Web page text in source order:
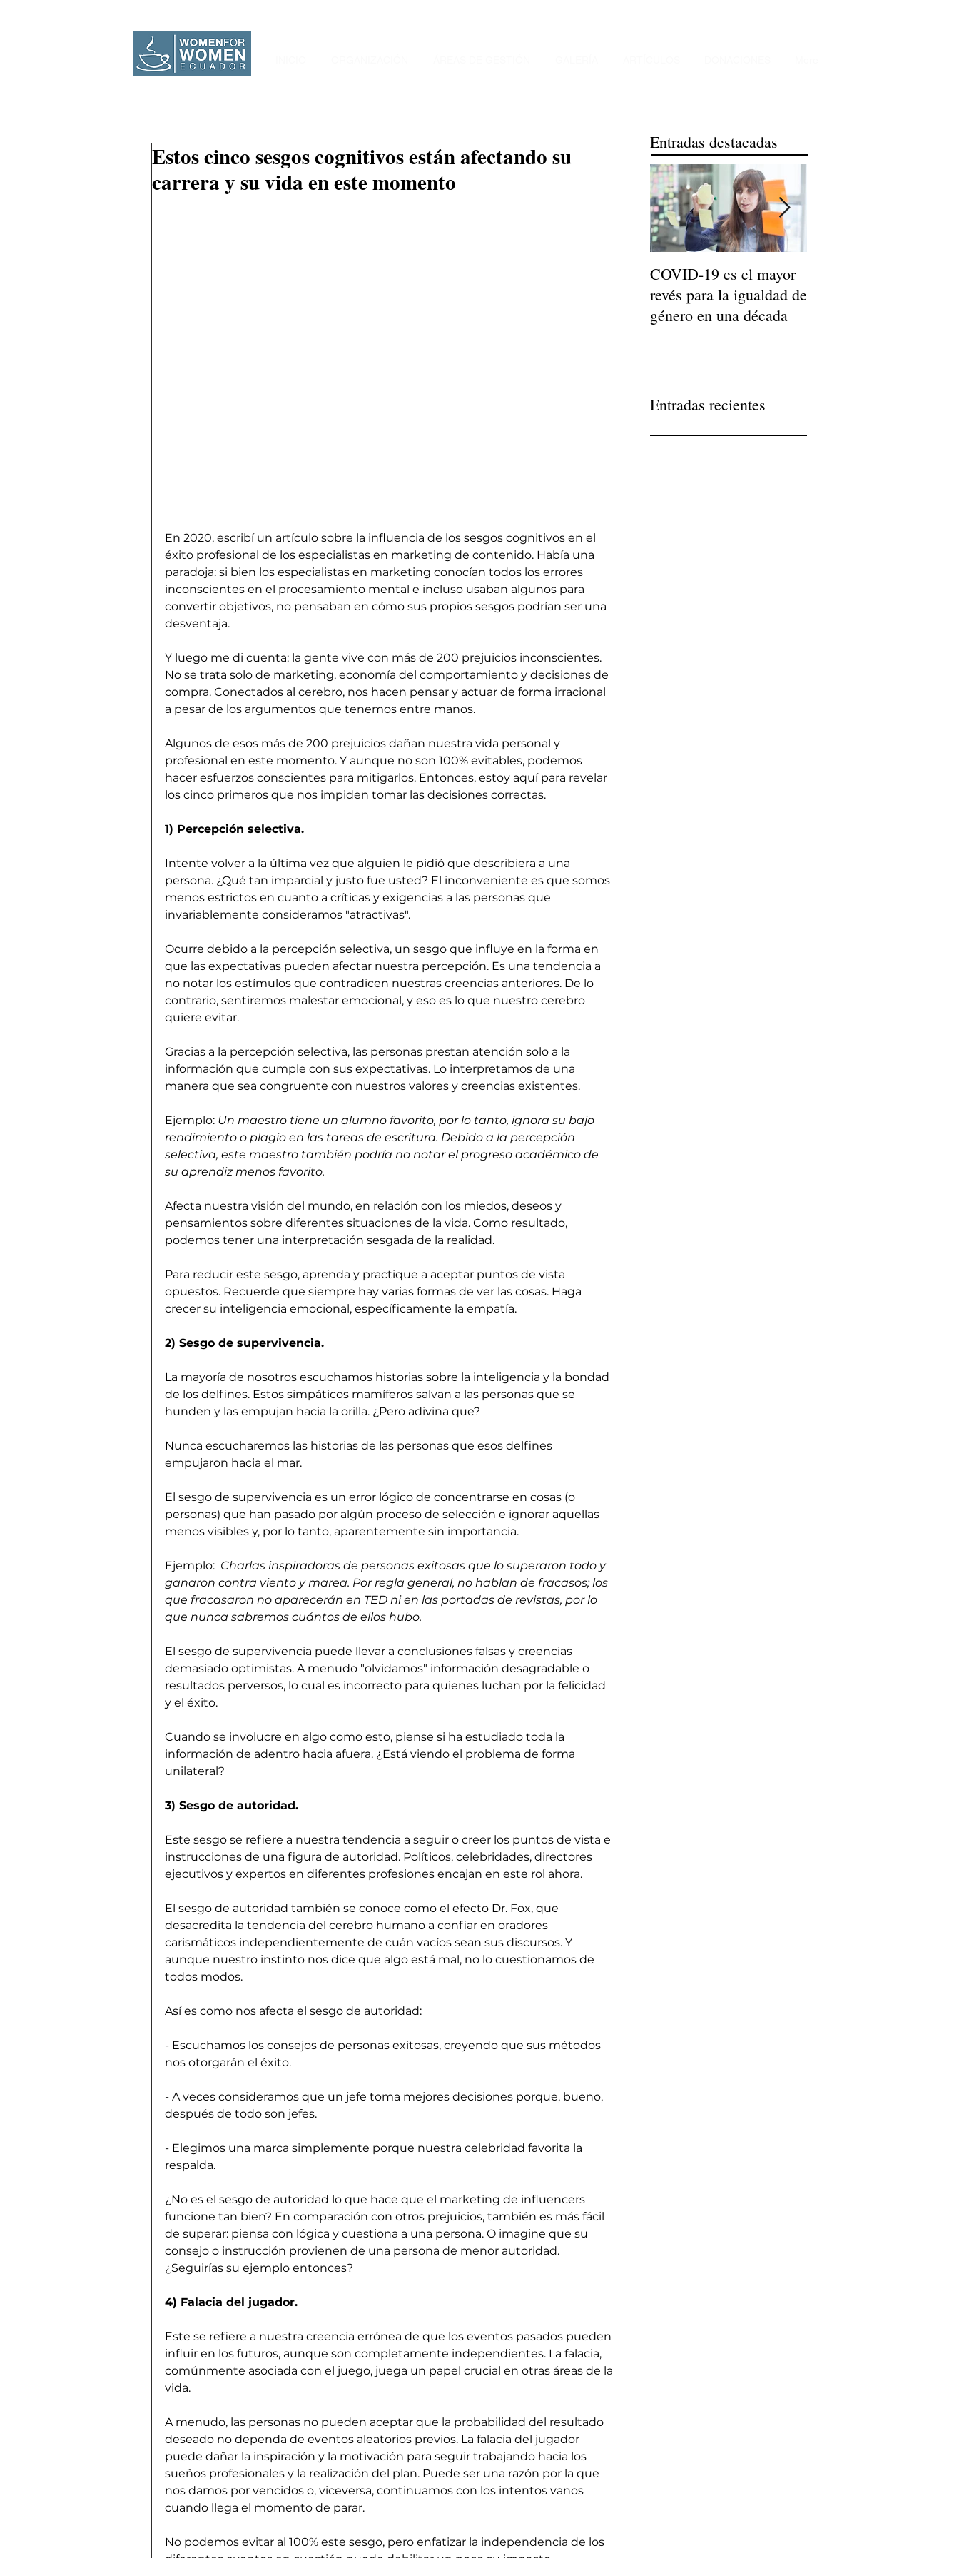
Estos cinco sesgos cognitivos están afectando su
carrera y su vida en este momento
En 2020, escribí un artículo sobre la influencia de los sesgos cognitivos en el
éxito profesional de los especialistas en marketing de contenido. Había una
paradoja: si bien los especialistas en marketing conocían todos los errores
inconscientes en el procesamiento mental e incluso usaban algunos para
convertir objetivos, no pensaban en cómo sus propios sesgos podrían ser una
desventaja.
Y luego me di cuenta: la gente vive con más de 200 prejuicios inconscientes.
No se trata solo de marketing, economía del comportamiento y decisiones de
compra. Conectados al cerebro, nos hacen pensar y actuar de forma irracional
a pesar de los argumentos que tenemos entre manos.
Algunos de esos más de 200 prejuicios dañan nuestra vida personal y
profesional en este momento. Y aunque no son 100% evitables, podemos
hacer esfuerzos conscientes para mitigarlos. Entonces, estoy aquí para revelar
los cinco primeros que nos impiden tomar las decisiones correctas.
1) Percepción selectiva.
Intente volver a la última vez que alguien le pidió que describiera a una
persona. ¿Qué tan imparcial y justo fue usted? El inconveniente es que somos
menos estrictos en cuanto a críticas y exigencias a las personas que
invariablemente consideramos "atractivas".
Ocurre debido a la percepción selectiva, un sesgo que influye en la forma en
que las expectativas pueden afectar nuestra percepción. Es una tendencia a
no notar los estímulos que contradicen nuestras creencias anteriores. De lo
contrario, sentiremos malestar emocional, y eso es lo que nuestro cerebro
quiere evitar.
Gracias a la percepción selectiva, las personas prestan atención solo a la
información que cumple con sus expectativas. Lo interpretamos de una
manera que sea congruente con nuestros valores y creencias existentes.
Ejemplo: Un maestro tiene un alumno favorito, por lo tanto, ignora su bajo
rendimiento o plagio en las tareas de escritura. Debido a la percepción
selectiva, este maestro también podría no notar el progreso académico de
su aprendiz menos favorito.
Afecta nuestra visión del mundo, en relación con los miedos, deseos y
pensamientos sobre diferentes situaciones de la vida. Como resultado,
podemos tener una interpretación sesgada de la realidad.
Para reducir este sesgo, aprenda y practique a aceptar puntos de vista
opuestos. Recuerde que siempre hay varias formas de ver las cosas. Haga
crecer su inteligencia emocional, específicamente la empatía.
2) Sesgo de supervivencia.
La mayoría de nosotros escuchamos historias sobre la inteligencia y la bondad
de los delfines. Estos simpáticos mamíferos salvan a las personas que se
hunden y las empujan hacia la orilla. ¿Pero adivina que?
Nunca escucharemos las historias de las personas que esos delfines
empujaron hacia el mar.
El sesgo de supervivencia es un error lógico de concentrarse en cosas (o
personas) que han pasado por algún proceso de selección e ignorar aquellas
menos visibles y, por lo tanto, aparentemente sin importancia.
Ejemplo: Charlas inspiradoras de personas exitosas que lo superaron todo y
ganaron contra viento y marea. Por regla general, no hablan de fracasos; los
que fracasaron no aparecerán en TED ni en las portadas de revistas, por lo
que nunca sabremos cuántos de ellos hubo.
El sesgo de supervivencia puede llevar a conclusiones falsas y creencias
demasiado optimistas. A menudo "olvidamos" información desagradable o
resultados perversos, lo cual es incorrecto para quienes luchan por la felicidad
y el éxito.
Cuando se involucre en algo como esto, piense si ha estudiado toda la
información de adentro hacia afuera. ¿Está viendo el problema de forma
unilateral?
3) Sesgo de autoridad.
Este sesgo se refiere a nuestra tendencia a seguir o creer los puntos de vista e
instrucciones de una figura de autoridad. Políticos, celebridades, directores
ejecutivos y expertos en diferentes profesiones encajan en este rol ahora.
El sesgo de autoridad también se conoce como el efecto Dr. Fox, que
desacredita la tendencia del cerebro humano a confiar en oradores
carismáticos independientemente de cuán vacíos sean sus discursos. Y
aunque nuestro instinto nos dice que algo está mal, no lo cuestionamos de
todos modos.
Así es como nos afecta el sesgo de autoridad:
- Escuchamos los consejos de personas exitosas, creyendo que sus métodos
nos otorgarán el éxito.
- A veces consideramos que un jefe toma mejores decisiones porque, bueno,
después de todo son jefes.
- Elegimos una marca simplemente porque nuestra celebridad favorita la
respalda.
¿No es el sesgo de autoridad lo que hace que el marketing de influencers
funcione tan bien? En comparación con otros prejuicios, también es más fácil
de superar: piensa con lógica y cuestiona a una persona. O imagine que su
consejo o instrucción provienen de una persona de menor autoridad.
¿Seguirías su ejemplo entonces?
4) Falacia del jugador.
Este se refiere a nuestra creencia errónea de que los eventos pasados ​​pueden
influir en los futuros, aunque son completamente independientes. La falacia,
comúnmente asociada con el juego, juega un papel crucial en otras áreas de la
vida.
A menudo, las personas no pueden aceptar que la probabilidad del resultado
deseado no dependa de eventos aleatorios previos. La falacia del jugador
puede dañar la inspiración y la motivación para seguir trabajando hacia los
sueños profesionales y la realización del plan. Puede ser una razón por la que
nos damos por vencidos o, viceversa, continuamos con los intentos vanos
cuando llega el momento de parar.
No podemos evitar al 100% este sesgo, pero enfatizar la independencia de los
Entradas destacadas
COVID-19 es el mayor
revés para la igualdad de
género en una década
Entradas recientes